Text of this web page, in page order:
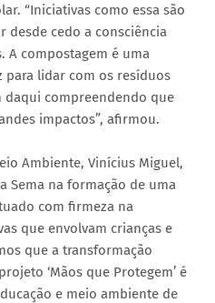
“Iniciativas como essa são
desde cedo a consciência
A compostagem é uma
para lidar com os resíduos
daqui compreendendo que
impactos”, afirmou.
Ambiente, Vinícius Miguel,
Sema na formação de uma
com firmeza na
que envolvam crianças e
que a transformação
‘Mãos que Protegem’ é
e meio ambiente de